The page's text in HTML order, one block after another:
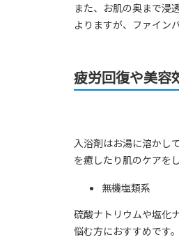
また、お肌の奥まで浸
よりますが、ファイン
疲労回復や美容
入浴剤はお湯に溶かし
を癒したり肌のケアを
無機塩類系
硫酸ナトリウムや塩化
悩む方におすすめです。